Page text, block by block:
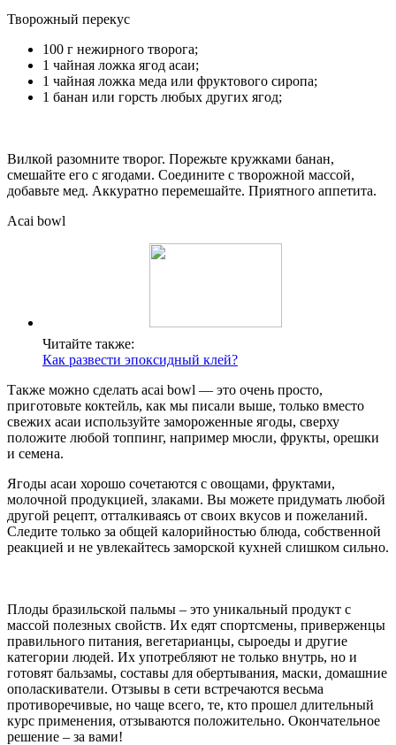
Творожный перекус
100 г нежирного творога;
1 чайная ложка ягод асаи;
1 чайная ложка меда или фруктового сиропа;
1 банан или горсть любых других ягод;
Вилкой разомните творог. Порежьте кружками банан,
смешайте его с ягодами. Соедините с творожной массой,
добавьте мед. Аккуратно перемешайте. Приятного аппетита.
Acai bowl
Читайте также:
Как развести эпоксидный клей?
Также можно сделать acai bowl — это очень просто,
приготовьте коктейль, как мы писали выше, только вместо
свежих асаи используйте замороженные ягоды, сверху
положите любой топпинг, например мюсли, фрукты, орешки
и семена.
Ягоды асаи хорошо сочетаются с овощами, фруктами,
молочной продукцией, злаками. Вы можете придумать любой
другой рецепт, отталкиваясь от своих вкусов и пожеланий.
Следите только за общей калорийностью блюда, собственной
реакцией и не увлекайтесь заморской кухней слишком сильно.
Плоды бразильской пальмы – это уникальный продукт с
массой полезных свойств. Их едят спортсмены, приверженцы
правильного питания, вегетарианцы, сыроеды и другие
категории людей. Их употребляют не только внутрь, но и
готовят бальзамы, составы для обертывания, маски, домашние
ополаскиватели. Отзывы в сети встречаются весьма
противоречивые, но чаще всего, те, кто прошел длительный
курс применения, отзываются положительно. Окончательное
решение – за вами!